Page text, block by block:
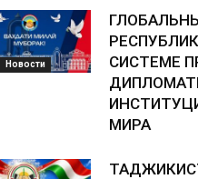
Новости
СИСТЕМЕ
МИРА